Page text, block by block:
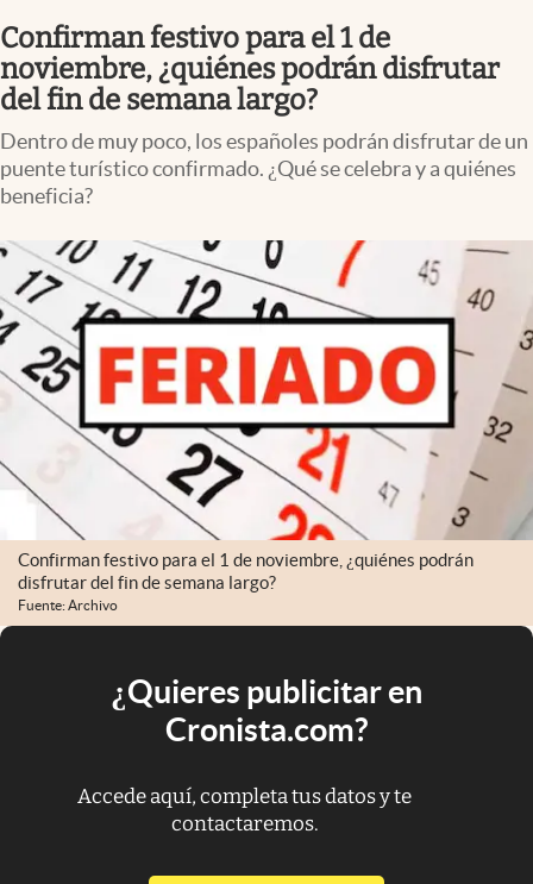
Confirman festivo para el 1 de
noviembre, ¿quiénes podrán disfrutar
del fin de semana largo?
Dentro de muy poco, los españoles podrán disfrutar de un
puente turístico confirmado. ¿Qué se celebra y a quiénes
beneficia?
Confirman festivo para el 1 de noviembre, ¿quiénes podrán
disfrutar del fin de semana largo?
Fuente: Archivo
¿Quieres publicitar en
Cronista.com?
Accede aquí, completa tus datos y te
contactaremos.